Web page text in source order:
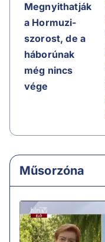
Megnyithatják
a Hormuzi-
szorost, de a
háborúnak
még nincs
vége
Műsorzóna